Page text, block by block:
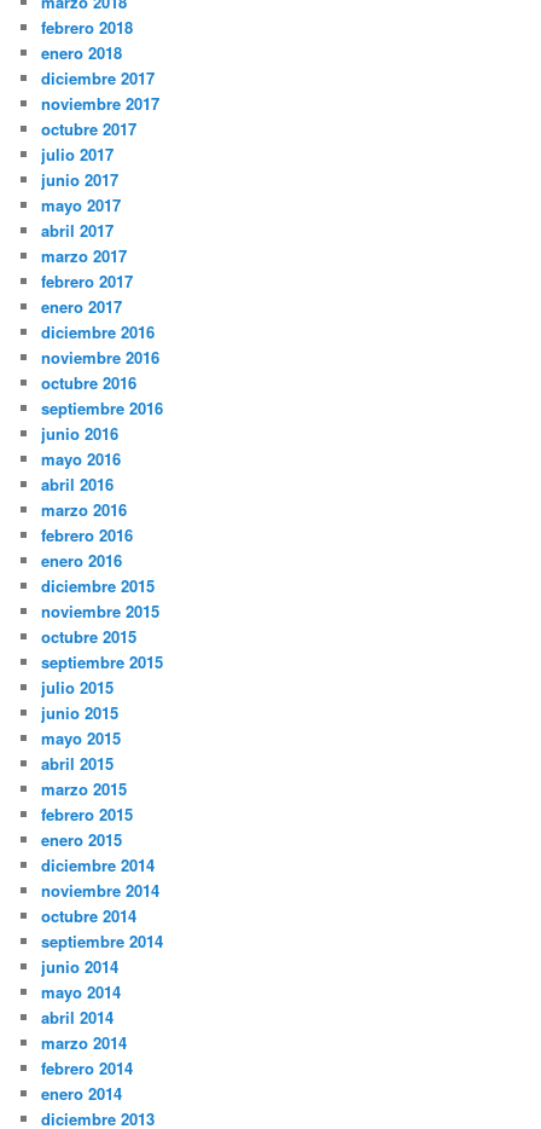
febrero 2018
enero 2018
diciembre 2017
noviembre 2017
octubre 2017
julio 2017
junio 2017
mayo 2017
abril 2017
marzo 2017
febrero 2017
enero 2017
diciembre 2016
noviembre 2016
octubre 2016
septiembre 2016
junio 2016
mayo 2016
abril 2016
marzo 2016
febrero 2016
enero 2016
diciembre 2015
noviembre 2015
octubre 2015
septiembre 2015
julio 2015
junio 2015
mayo 2015
abril 2015
marzo 2015
febrero 2015
enero 2015
diciembre 2014
noviembre 2014
octubre 2014
septiembre 2014
junio 2014
mayo 2014
abril 2014
marzo 2014
febrero 2014
enero 2014
diciembre 2013